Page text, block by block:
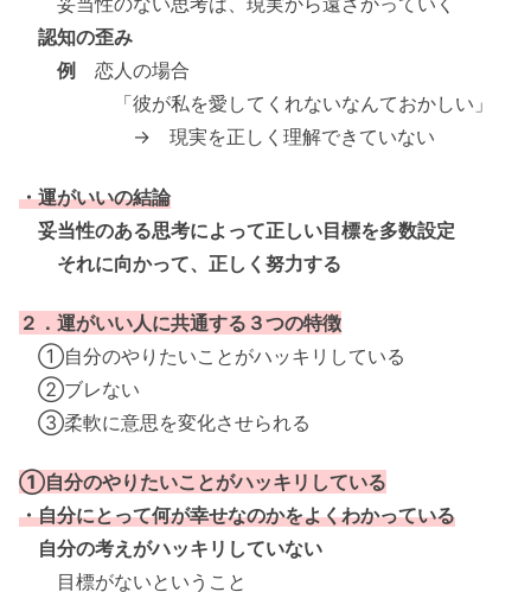
認知の歪み
例
恋人の場合
「彼が私を愛してくれないなんておかしい」
→ 現実を正しく理解できていない
・運がいいの結論
妥当性のある思考によって正しい目標を多数設定
それに向かって、正しく努力する
２．運がいい人に共通する３つの特徴
①自分のやりたいことがハッキリしている
②ブレない
③柔軟に意思を変化させられる
①自分のやりたいことがハッキリしている
・自分にとって何が幸せなのかをよくわかっている
自分の考えがハッキリしていない
目標がないということ